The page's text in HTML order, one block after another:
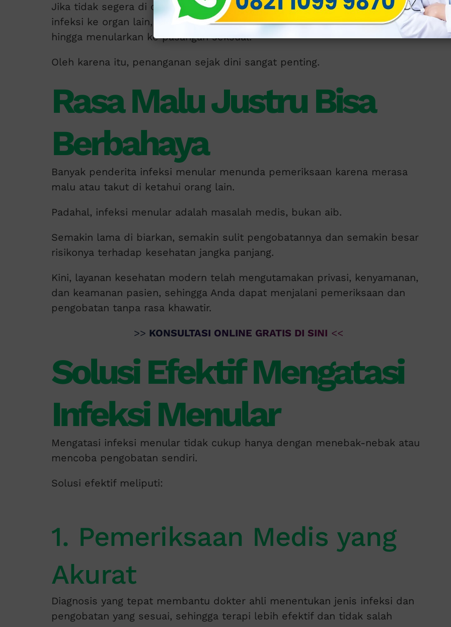
Jika tidak segera di obati, infeksi menular dapat menyebabkan penyebaran
infeksi ke organ lain, gangguan kesuburan, infeksi berulang (kambuh),
hingga menularkan ke pasangan seksual.
Oleh karena itu, penanganan sejak dini sangat penting.
Rasa Malu Justru Bisa
Berbahaya
Banyak penderita infeksi menular menunda pemeriksaan karena merasa
malu atau takut di ketahui orang lain.
Padahal, infeksi menular adalah masalah medis, bukan aib.
Semakin lama di biarkan, semakin sulit pengobatannya dan semakin besar
risikonya terhadap kesehatan jangka panjang.
Kini, layanan kesehatan modern telah mengutamakan privasi, kenyamanan,
dan keamanan pasien, sehingga Anda dapat menjalani pemeriksaan dan
pengobatan tanpa rasa khawatir.
>> KONSULTASI ONLINE GRATIS DI SINI <<
Solusi Efektif Mengatasi
Infeksi Menular
Mengatasi infeksi menular tidak cukup hanya dengan menebak-nebak atau
mencoba pengobatan sendiri.
Solusi efektif meliputi:
1. Pemeriksaan Medis yang
Akurat
Diagnosis yang tepat membantu dokter ahli menentukan jenis infeksi dan
pengobatan yang sesuai, sehingga terapi lebih efektif dan tidak salah